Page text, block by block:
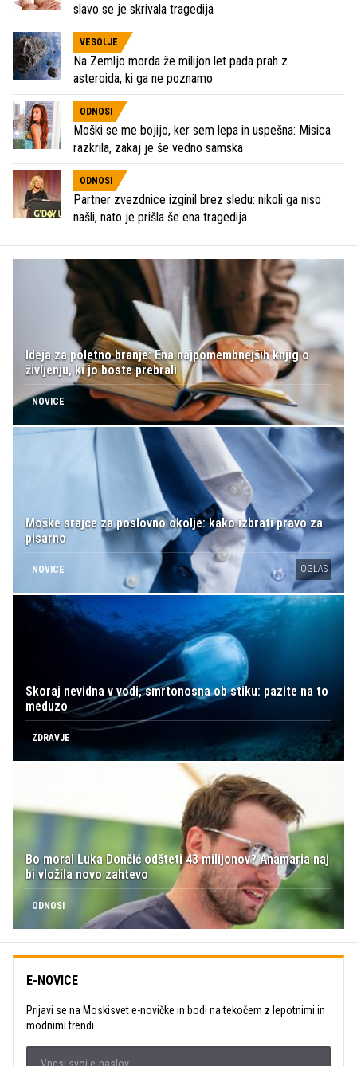
slavo se je skrivala tragedija
VESOLJE
Na Zemljo morda že milijon let pada prah z
asteroida, ki ga ne poznamo
ODNOSI
Moški se me bojijo, ker sem lepa in uspešna: Misica
razkrila, zakaj je še vedno samska
ODNOSI
Partner zvezdnice izginil brez sledu: nikoli ga niso
našli, nato je prišla še ena tragedija
Ideja za poletno branje: Ena najpomembnejših knjig o
življenju, ki jo boste prebrali
NOVICE
Moške srajce za poslovno okolje: kako izbrati pravo za
pisarno
NOVICE OGLAS
Skoraj nevidna v vodi, smrtonosna ob stiku: pazite na to
meduzo
ZDRAVJE
Bo moral Luka Dončić odšteti 43 milijonov? Anamaria naj
bi vložila novo zahtevo
ODNOSI
E-NOVICE
Prijavi se na Moskisvet e-novičke in bodi na tekočem z lepotnimi in
modnimi trendi.